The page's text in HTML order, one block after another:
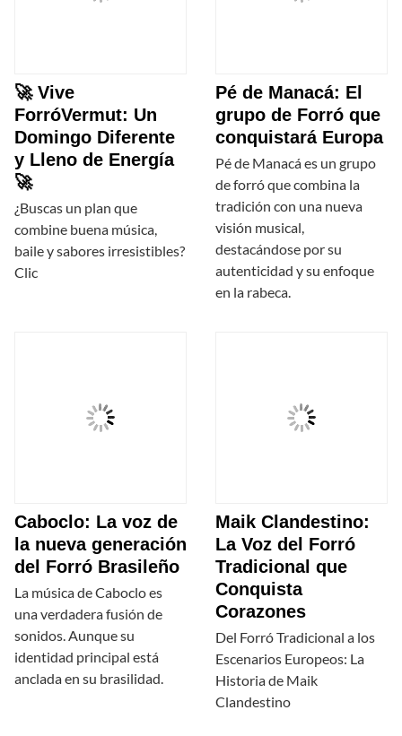
🚀 Vive
ForróVermut: Un
Domingo Diferente
y Lleno de Energía
🚀
¿Buscas un plan que
combine buena música,
baile y sabores irresistibles?
Clic
Pé de Manacá: El
grupo de Forró que
conquistará Europa
Pé de Manacá es un grupo
de forró que combina la
tradición con una nueva
visión musical,
destacándose por su
autenticidad y su enfoque
en la rabeca.
Caboclo: La voz de
la nueva generación
del Forró Brasileño
La música de Caboclo es
una verdadera fusión de
sonidos. Aunque su
identidad principal está
anclada en su brasilidad.
Maik Clandestino:
La Voz del Forró
Tradicional que
Conquista
Corazones
Del Forró Tradicional a los
Escenarios Europeos: La
Historia de Maik
Clandestino